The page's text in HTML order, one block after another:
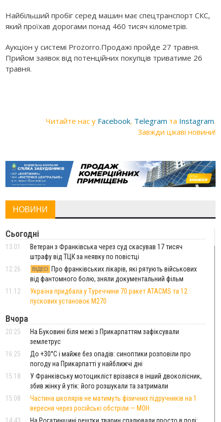
Найбільший пробіг серед машин має спецтранспорт СКС,
який проїхав дорогами понад 460 тисяч кілометрів.
Аукціон у системі Prozorro.Продажі пройде 27 травня.
Прийом заявок від потенційних покупців триватиме 26
травня.
Читайте нас у Facebook, Telegram та Instagram.
Завжди цікаві новини!
НОВИНИ
Сьогодні
13:01
Ветеран з Франківська через суд скасував 17 тисяч
штрафу від ТЦК за неявку по повістці
12:26
ВІДЕО
Про франківських лікарів, які рятують військових
від фантомного болю, зняли документальний фільм
11:12
Україна придбала у Туреччини 70 ракет ATACMS та 12
пускових установок M270
Вчора
20:25
На Буковині біля межі з Прикарпаттям зафіксували
землетрус
16:25
До +30°C і майже без опадів: синоптики розповіли про
погоду на Прикарпатті у найближчі дні
15:18
У Франківську мотоцикліст врізався в інший двоколісник,
збив жінку й утік: його розшукали та затримали
15:08
Частина школярів не матимуть фізичних підручників на 1
вересня через російські обстріли — МОН